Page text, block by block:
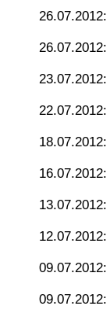
26.07.2012:
26.07.2012:
23.07.2012:
22.07.2012:
18.07.2012:
16.07.2012:
13.07.2012:
12.07.2012:
09.07.2012:
09.07.2012: